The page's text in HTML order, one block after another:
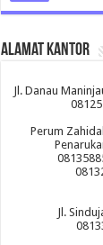
Alamat Kantor
Jl. Danau
Perum
Jl.